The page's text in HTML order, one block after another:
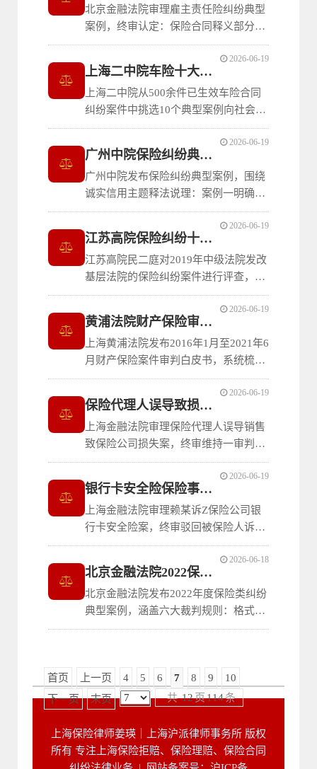
理限制，排除了被保险人对治疗方式的
选择权，免除保险人依法应承担的义
务，该条款
北京金融法院审理雇主责任险纠纷典型
案例，终审认定：保险合同释义部分将
雇员限缩定义为劳动关系中的劳动者，
与通常理解相悖，实质上起到限缩保险
责任范围的作用，属于与投保人有重大
利害关系的条款。本案深入阐释《民法
典》与《保险法》关于格式条款提示说
明义务的差异
上海二中院车险十大典型案例
上海二中院从500余件已生效车险合同
纠纷案件中挑选10个典型案例向社会发
布，涵盖一般免责条款明确说明义务、
出借车辆保险责任、暴雨涉水免责争
议、受害人直接索赔、单方委托定损效
力、人伤黄牛防范、驶离现场免责、酒
驾追偿、扣满12分驾车免责、临牌过期
免责等裁判规则
2026-06-19
广州中院保险纠纷典型案例
广州中院发布保险纠纷典型案例，围绕
诚实信用主题释法说理：案例一明确互
联网投保中保险人询问应易于识别，
“隐藏式”询问不能认定投保人未尽如实
告知义务；案例二认定投保人隐瞒已确
诊疾病违反如实告知义务，保险公司有
权拒赔；案例三认定限定疾病治疗手术
方式的格式条
2026-06-19
江苏高院保险纠纷十大实体问题分析报告
江苏高院民二庭对2019年中级法院发改
基层法院的保险纠纷案件进行评查，形
成专题报告，涉及如实告知义务、发动
机进水免责、车辆年检、从业资格证、
修理费用认定、车辆残值处理、保证保
险保费计算与手续费认定、车上人员责
任险与交强险关系、医疗责任保险首次
索赔认定等十
2026-06-19
黄浦法院财产保险审判白皮书
上海黄浦法院发布2016年1月至2021年6
月财产保险案件审判白皮书，系统梳理
案件基本情况与变化趋势，深入分析财
产损失险、责任险常见争议焦点，指出
保险人条款交付、定损义务履行及保证
条款说明等方面的不足，揭示被保险人
侵害定损权、虚假赔付等问题，并对保
险人、保险消
2026-06-19
保险代理人误导致损的双方责任分担认定
上海金融法院审理保险代理人误导销售
致保险公司损失案，终审维持一审判
决，明确两项裁判规则：一是保险公司
对外赔付后有权向有过错的保险代理人
追偿；二是保险公司岗前培训流于形
式、监管不力，对损失发生有过错的，
应自行承担部分损失，代理人赔偿范围
应与过错程度相适
2026-06-19
银行卡安全险保险事故认定典型案例
上海金融法院审理赖某诉Z保险公司银
行卡安全险案，终审驳回被保险人诉
请。裁判明确：保险责任范围条款用语
清晰时，不适用“举重以明轻”的扩张解
释；多次敲诈勒索行为具有关联性时，
后续行为应认定为保险合同生效前事故
后果的延续；已发生的风险不符合保险
射幸性，投保
2026-06-19
北京金融法院2022保险纠纷典型案例
北京金融法院发布2022年度保险类纠纷
典型案例，涵盖六大裁判规则：格式条
款中机动车认定不适用不利解释原则、
生效、新冠肺炎疫情属于意外事故须结
合保险条款判断理赔范围、名为共同保
险实为再保险的
2026-06-18
首页 上一页 4 5 6 7 8 9
10
下一页
末页 共12页114条
上海保险律师姜瑛｜上海沪派律师事务所 版权
所有 专注上海保险拒赔、保险理赔、保险合同